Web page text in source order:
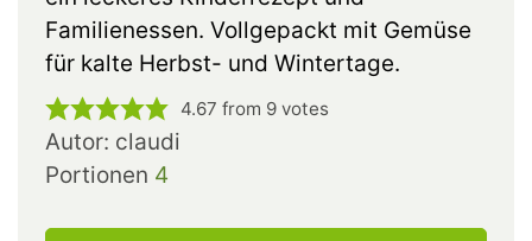
Familienessen. Vollgepackt mit Gemüse
für kalte Herbst- und Wintertage.
4.67 from 9 votes
Autor: claudi
Portionen 4